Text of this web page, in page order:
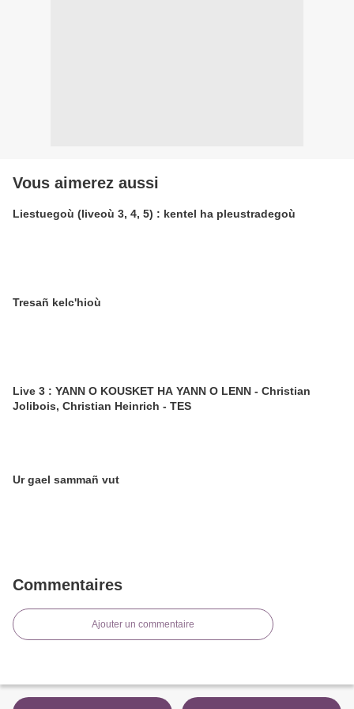
Vous aimerez aussi
Liestuegoù (liveoù 3, 4, 5) : kentel ha pleustradegoù
Tresañ kelc'hioù
Live 3 : YANN O KOUSKET HA YANN O LENN - Christian
Jolibois, Christian Heinrich - TES
Ur gael sammañ vut
Commentaires
Ajouter un commentaire